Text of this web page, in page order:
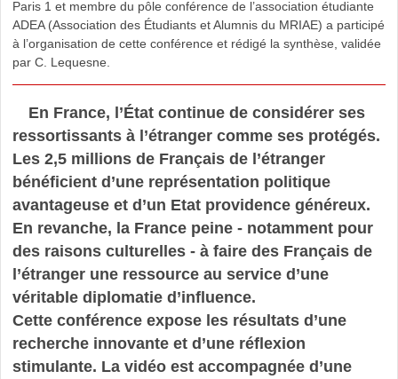
Paris 1 et membre du pôle conférence de l’association étudiante
ADEA (Association des Étudiants et Alumnis du MRIAE) a participé
à l’organisation de cette conférence et rédigé la synthèse, validée
par C. Lequesne.
En France, l’État continue de considérer ses
ressortissants à l’étranger comme ses protégés.
Les 2,5 millions de Français de l’étranger
bénéficient d’une représentation politique
avantageuse et d’un Etat providence généreux.
En revanche, la France peine - notamment pour
des raisons culturelles - à faire des Français de
l’étranger une ressource au service d’une
véritable diplomatie d’influence.
Cette conférence expose les résultats d’une
recherche innovante et d’une réflexion
stimulante. La vidéo est accompagnée d’une